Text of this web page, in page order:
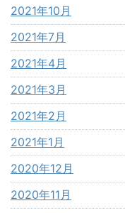
2021年10月
2021年7月
2021年4月
2021年3月
2021年2月
2021年1月
2020年12月
2020年11月